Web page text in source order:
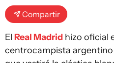
Compartir
El Real Madrid hizo oficial
centrocampista argentino